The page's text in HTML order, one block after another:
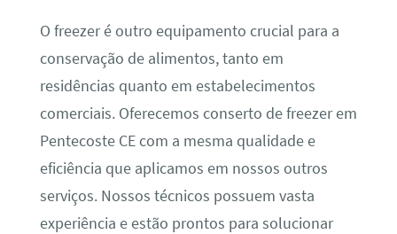
O freezer é outro equipamento crucial para a
conservação de alimentos, tanto em
residências quanto em estabelecimentos
comerciais. Oferecemos conserto de freezer em
Pentecoste CE com a mesma qualidade e
eficiência que aplicamos em nossos outros
serviços. Nossos técnicos possuem vasta
experiência e estão prontos para solucionar